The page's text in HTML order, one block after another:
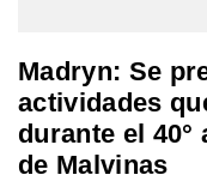
Madryn: Se
actividades
durante el
de Malvinas